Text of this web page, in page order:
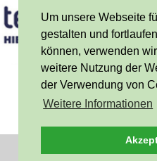
Um unsere Webseite
gestalten und
können, verwenden
weitere Nutzung der
der Verwendung von
Weitere Informationen